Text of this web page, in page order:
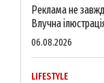
Реклама не
Влучна
06.08.2026
LIFESTYLE